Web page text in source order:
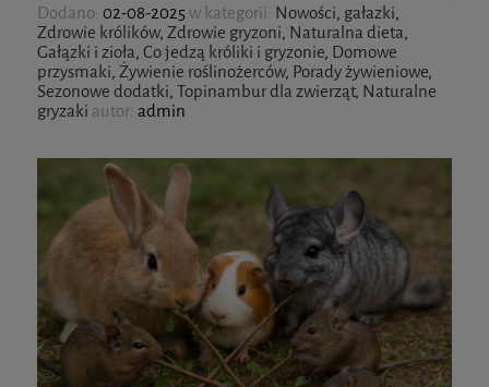
Dodano: 02-08-2025 w kategorii: Nowości, gałazki,
Zdrowie królików, Zdrowie gryzoni, Naturalna dieta,
Gałązki i zioła, Co jedzą króliki i gryzonie, Domowe
przysmaki, Żywienie roślinożerców, Porady żywieniowe,
Sezonowe dodatki, Topinambur dla zwierząt, Naturalne
gryzaki autor: admin